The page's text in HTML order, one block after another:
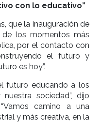
con lo educativo”
que la inauguración de
los momentos más
por el contacto con
el futuro y
es hoy”.
futuro educando a los
sociedad”, dijo
camino a una
y más creativa, en la